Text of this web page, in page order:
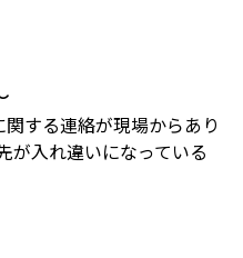
する連絡が現場からあり
が入れ違いになっている